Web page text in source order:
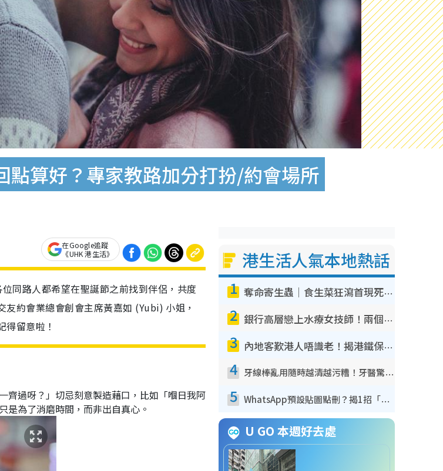
點算好？專家教路加分打扮/約會場所
在Google追蹤
《UHK 港生活》
同路人都希望在聖誕節之前找到伴侶，共度
約會業總會創會主席黃嘉如 (Yubi) 小姐，
留意啦！
齊過呀？」切忌刻意製造藉口，比如「嗰日我阿
是為了消磨時間，而非出自真心。
港生活人氣本地熱話
1 奪命寄生蟲｜食生菜狂瀉首現死者！疫潮惡化錄1.8萬宗病例 揭洗菜3大謬誤
2 銀行高層戀上水療女技師！兩個月借128萬驚覺「沉船」沉落火海 揭背後疑似邪教操控賣淫
3 內地客歎港人唔識老！揭港鐵保鮮級冷氣 港人求放過：咪投訴
4 牙線棒亂用隨時越清越污糟！牙醫驚揭盲目過戶細菌恐致蛀牙：呢種先係日常真保養
5 WhatsApp預設貼圖點刪？揭1招「反向操作」還原簡潔介面 附3步實測教學
U GO 本週好去處